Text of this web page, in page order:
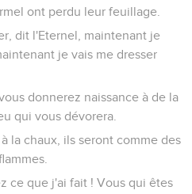
ont perdu leur feuillage.
dit l'Eternel, maintenant je
je vais me dresser
donnerez naissance à de la
qui vous dévorera.
la chaux, ils seront comme des
ce que j'ai fait ! Vous qui êtes